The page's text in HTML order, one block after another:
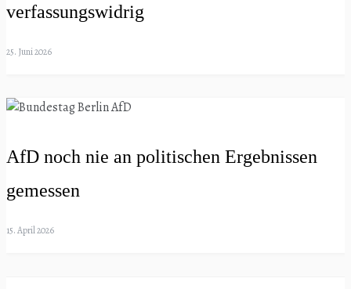
verfassungswidrig
25. Juni 2026
AfD noch nie an politischen Ergebnissen
gemessen
15. April 2026